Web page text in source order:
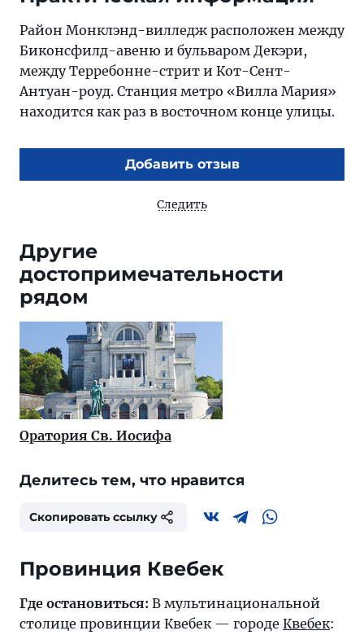
Район Монклэнд-вилледж расположен между
Биконсфилд-авеню и бульваром Декэри,
между Терребонне-стрит и Кот-Сент-
Антуан-роуд. Станция метро «Вилла Мария»
находится как раз в восточном конце улицы.
Добавить отзыв
Следить
Другие
достопримечательности
рядом
Оратория Св. Иосифа
Делитесь тем, что нравится
Скопировать ссылку
Провинция Квебек
Где остановиться: В мультинациональной
столице провинции Квебек — городе Квебек: